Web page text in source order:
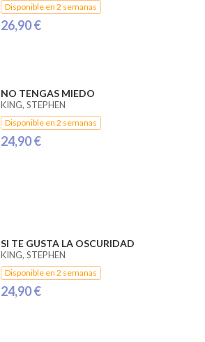
Disponible en 2 semanas
26,90 €
NO TENGAS MIEDO
KING, STEPHEN
Disponible en 2 semanas
24,90 €
SI TE GUSTA LA OSCURIDAD
KING, STEPHEN
Disponible en 2 semanas
24,90 €